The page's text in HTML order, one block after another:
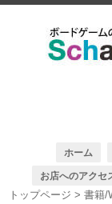
ホーム
お店へのアクセ
トップページ >書籍/